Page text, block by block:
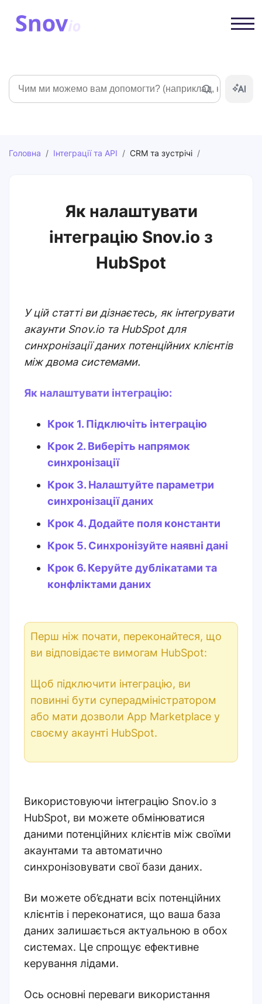
Пошук
Головна / Інтеграції та API / CRM та зустрічі /
Як налаштувати
інтеграцію Snov.io з
HubSpot
У цій статті ви дізнаєтесь, як інтегрувати
акаунти Snov.io та HubSpot для
синхронізації даних потенційних клієнтів
між двома системами.
Як налаштувати інтеграцію:
Крок 1. Підключіть інтеграцію
Крок 2. Виберіть напрямок
синхронізації
Крок 3. Налаштуйте параметри
синхронізації даних
Крок 4. Додайте поля константи
Крок 5. Синхронізуйте наявні дані
Крок 6. Керуйте дублікатами та
конфліктами даних
Перш ніж почати, переконайтеся, що
ви відповідаєте вимогам HubSpot:
Щоб підключити інтеграцію, ви
повинні бути суперадміністратором
або мати дозволи App Marketplace у
своєму акаунті HubSpot.
Використовуючи інтеграцію Snov.io з
HubSpot, ви можете обмінюватися
даними потенційних клієнтів між своїми
акаунтами та автоматично
синхронізовувати свої бази даних.
Ви можете об’єднати всіх потенційних
клієнтів і переконатися, що ваша база
даних залишається актуальною в обох
системах. Це спрощує ефективне
керування лідами.
Ось основні переваги використання